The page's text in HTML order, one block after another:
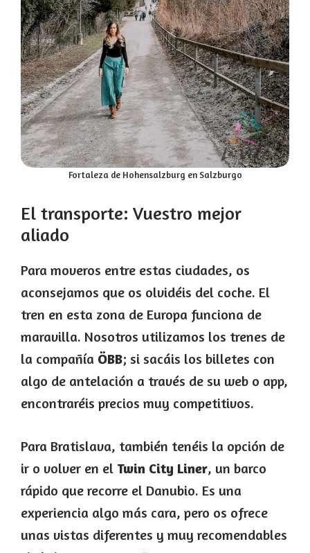
Fortaleza de Hohensalzburg en Salzburgo
El transporte: Vuestro mejor
aliado
Para moveros entre estas ciudades, os
aconsejamos que os olvidéis del coche. El
tren en esta zona de Europa funciona de
maravilla. Nosotros utilizamos los trenes de
la compañía ÖBB; si sacáis los billetes con
algo de antelación a través de su web o app,
encontraréis precios muy competitivos.
Para Bratislava, también tenéis la opción de
ir o volver en el Twin City Liner, un barco
rápido que recorre el Danubio. Es una
experiencia algo más cara, pero os ofrece
unas vistas diferentes y muy recomendables